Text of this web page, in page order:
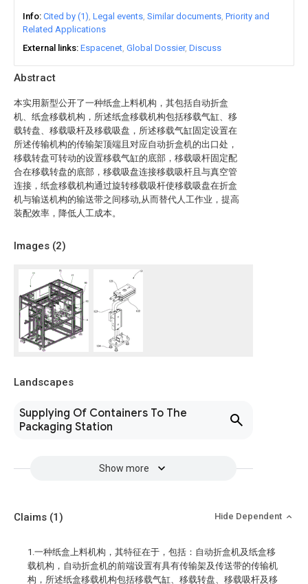
Abstract
本实用新型公开了一种纸盒上料机构，其包括自动折盒
机、纸盒移载机构，所述纸盒移载机构包括移载气缸、移
载转盘、移载吸杆及移载吸盘，所述移载气缸固定设置在
所述传输机构的传输架顶端且对应自动折盒机的出口处，
移载转盘可转动的设置移载气缸的底部，移载吸杆固定配
合在移载转盘的底部，移载吸盘连接移载吸杆且与真空管
连接，纸盒移载机构通过旋转移载吸杆使移载吸盘在折盒
机与输送机构的输送带之间移动,从而替代人工作业，提高
装配效率，降低人工成本。
Images (2)
Landscapes
Supplying Of Containers To The
Packaging Station
Show more
Info Cited by (1) Legal events Similar documents Priority and
Related Applications
External links Espacenet Global Dossier Discuss
Claims (1) Hide Dependent
1.一种纸盒上料机构，其特征在于，包括：自动折盒机及纸盒移
载机构，自动折盒机的前端设置有具有传输架及传送带的传输机
构，所述纸盒移载机构包括移载气缸、移载转盘、移载吸杆及移